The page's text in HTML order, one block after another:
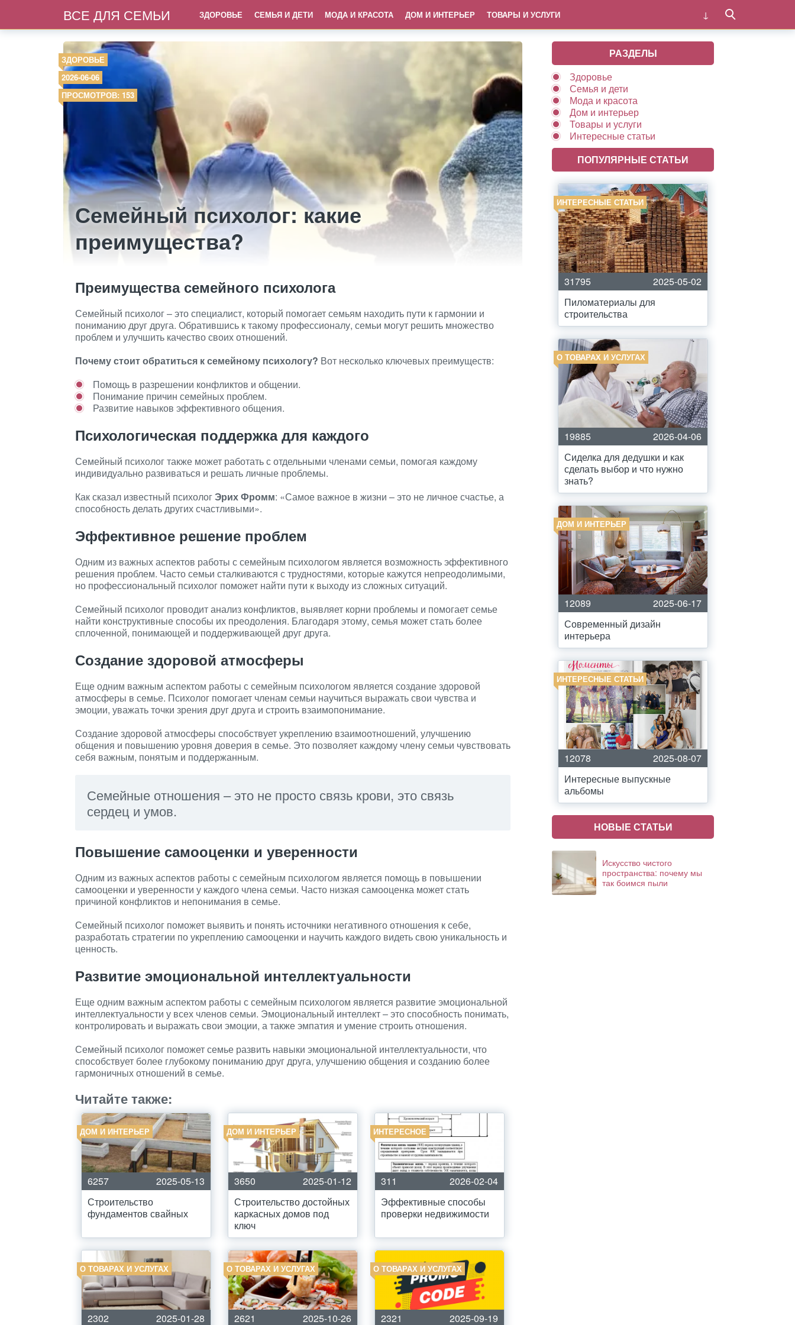
ВСЕ ДЛЯ СЕМЬИ ЗДОРОВЬЕ СЕМЬЯ И ДЕТИ МОДА И КРАСОТА ДОМ И ИНТЕРЬЕР ТОВАРЫ И УСЛУГИ
ЗДОРОВЬЕ
2026-06-06
ПРОСМОТРОВ: 153
Семейный психолог: какие
преимущества?
Преимущества семейного психолога
Семейный психолог – это специалист, который помогает семьям находить пути к гармонии и
пониманию друг друга. Обратившись к такому профессионалу, семьи могут решить множество
проблем и улучшить качество своих отношений.
Почему стоит обратиться к семейному психологу? Вот несколько ключевых преимуществ:
Помощь в разрешении конфликтов и общении.
Понимание причин семейных проблем.
Развитие навыков эффективного общения.
Психологическая поддержка для каждого
Семейный психолог также может работать с отдельными членами семьи, помогая каждому
индивидуально развиваться и решать личные проблемы.
Как сказал известный психологЭрих Фромм: «Самое важное в жизни – это не личное счастье, а
способность делать других счастливыми».
Эффективное решение проблем
Одним из важных аспектов работы с семейным психологом является возможность эффективного
решения проблем. Часто семьи сталкиваются с трудностями, которые кажутся непреодолимыми,
но профессиональный психолог поможет найти пути к выходу из сложных ситуаций.
Семейный психолог проводит анализ конфликтов, выявляет корни проблемы и помогает семье
найти конструктивные способы их преодоления. Благодаря этому, семья может стать более
сплоченной, понимающей и поддерживающей друг друга.
Создание здоровой атмосферы
Еще одним важным аспектом работы с семейным психологом является создание здоровой
атмосферы в семье. Психолог помогает членам семьи научиться выражать свои чувства и
эмоции, уважать точки зрения друг друга и строить взаимопонимание.
Создание здоровой атмосферы способствует укреплению взаимоотношений, улучшению
общения и повышению уровня доверия в семье. Это позволяет каждому члену семьи чувствовать
себя важным, понятым и поддержанным.
Семейные отношения – это не просто связь крови, это связь
сердец и умов.
Повышение самооценки и уверенности
Одним из важных аспектов работы с семейным психологом является помощь в повышении
самооценки и уверенности у каждого члена семьи. Часто низкая самооценка может стать
причиной конфликтов и непонимания в семье.
Семейный психолог поможет выявить и понять источники негативного отношения к себе,
разработать стратегии по укреплению самооценки и научить каждого видеть свою уникальность и
ценность.
Развитие эмоциональной интеллектуальности
Еще одним важным аспектом работы с семейным психологом является развитие эмоциональной
интеллектуальности у всех членов семьи. Эмоциональный интеллект – это способность понимать,
контролировать и выражать свои эмоции, а также эмпатия и умение строить отношения.
Семейный психолог поможет семье развить навыки эмоциональной интеллектуальности, что
способствует более глубокому пониманию друг друга, улучшению общения и созданию более
гармоничных отношений в семье.
Читайте также:
ДОМ И ИНТЕРЬЕР
6257
2025-05-13
Строительство
фундаментов свайных
ДОМ И ИНТЕРЬЕР
3650
2025-01-12
Строительство достойных
каркасных домов под
ключ
ИНТЕРЕСНОЕ
311
2026-02-04
Эффективные способы
проверки недвижимости
О ТОВАРАХ И УСЛУГАХ
2302 2025-01-28
О ТОВАРАХ И УСЛУГАХ
2621 2025-10-26
О ТОВАРАХ И УСЛУГАХ
2321 2025-09-19
РАЗДЕЛЫ
Здоровье
Семья и дети
Мода и красота
Дом и интерьер
Товары и услуги
Интересные статьи
ПОПУЛЯРНЫЕ СТАТЬИ
ИНТЕРЕСНЫЕ СТАТЬИ
31795
2025-05-02
Пиломатериалы для
строительства
О ТОВАРАХ И УСЛУГАХ
19885
2026-04-06
Сиделка для дедушки и как
сделать выбор и что нужно
знать?
ДОМ И ИНТЕРЬЕР
12089
2025-06-17
Современный дизайн
интерьера
ИНТЕРЕСНЫЕ СТАТЬИ
12078
2025-08-07
Интересные выпускные
альбомы
НОВЫЕ СТАТЬИ
Искусство чистого
пространства: почему мы
так боимся пыли